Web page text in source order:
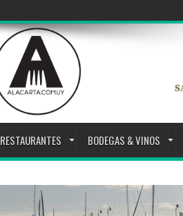
RESTAURANTES BODEGAS & VINOS